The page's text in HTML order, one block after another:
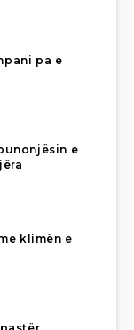
pa e
e
klimën e